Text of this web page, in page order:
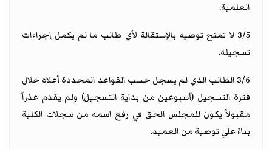
العلمية.
3/5 لا تمنح توصيه بالإستقالة لأي طالب ما لم يكمل إجراءات
تسجيله.
3/6 الطالب الذي لم يسجل حسب القواعد المحددة أعلاه خلال
فترة التسجيل (أسبوعين من بداية التسجيل) ولم يقدم عذراً
مقبولاً يكون للمجلس الحق في رفع اسمه من سجلات الكلية
بناءً علي توصية من العميد.